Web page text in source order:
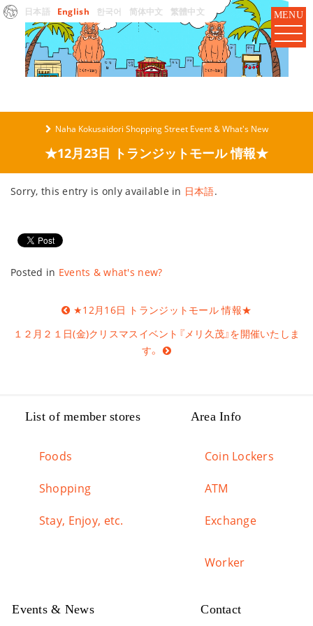
日本語 English 한국어 简体中文 繁體中文 MENU
Naha Kokusaidori Shopping Street Event & What's New
★12月23日 トランジットモール 情報★
Sorry, this entry is only available in 日本語.
Posted in Events & what's new?
★12月16日 トランジットモール 情報★
１２月２１日(金)クリスマスイベント『メリ久茂』を開催いたしま
す。
List of member stores
Foods
Shopping
Stay, Enjoy, etc.
Area Info
Coin Lockers
ATM
Exchange
Worker
Events & News Contact